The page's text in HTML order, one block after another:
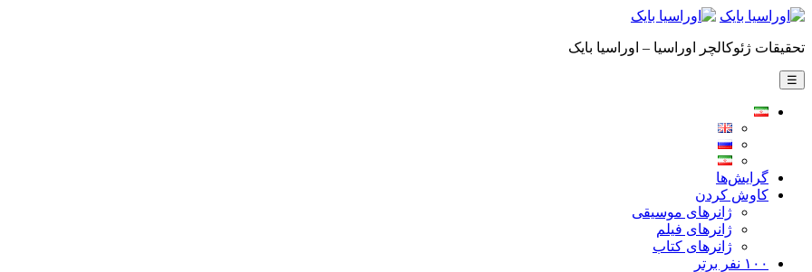
تحقیقات ژئوکالچر اوراسیا – اوراسیا بایک
☰
گرایش‌ها
کاوش کردن
ژانرهای موسیقی
ژانرهای فیلم
ژانرهای کتاب
۱۰۰ نفر برتر